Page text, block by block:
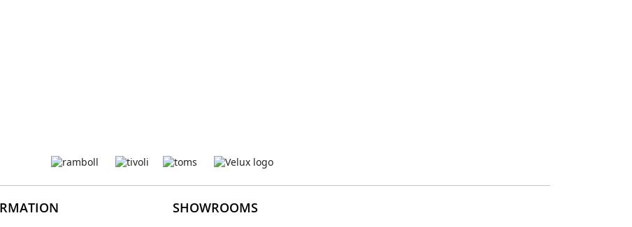
SHOWROOMS